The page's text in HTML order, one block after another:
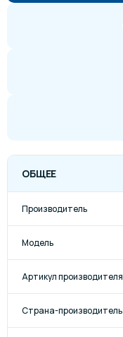
ОБЩЕЕ
Производитель
Модель
Артикул производителя
Страна-производитель